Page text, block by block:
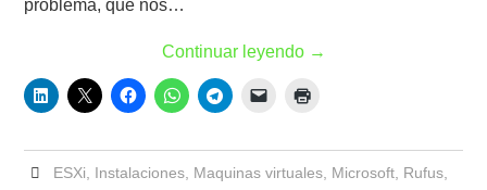
problema, que nos…
Continuar leyendo →
ESXi Instalaciones, Maquinas virtuales, Microsoft, Rufus,